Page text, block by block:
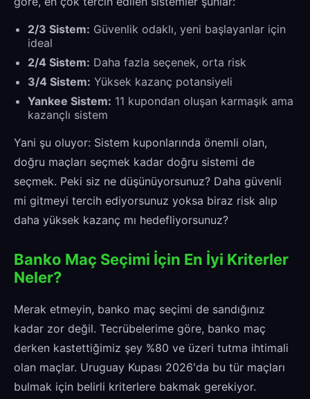
2/3 Sistem: Güvenlik odaklı, yeni başlayanlar için
ideal
2/4 Sistem: Daha fazla seçenek, orta risk
3/4 Sistem: Yüksek kazanç potansiyeli
Yankee Sistem: 11 kupondan oluşan karmaşık ama
kazançlı sistem
Yani şu oluyor: Sistem kuponlarında önemli olan,
doğru maçları seçmek kadar doğru sistemi de
seçmek. Peki siz ne düşünüyorsunuz? Daha güvenli
mi gitmeyi tercih ediyorsunuz yoksa biraz risk alıp
daha yüksek kazanç mı hedefliyorsunuz?
Banko Maç Seçimi İçin En İyi Kriterler
Neler?
Merak etmeyin, banko maç seçimi de sandığınız
kadar zor değil. Tecrübelerime göre, banko maç
derken kastettiğimiz şey %80 ve üzeri tutma ihtimali
olan maçlar. Uruguay Kupası 2026'da bu tür maçları
bulmak için belirli kriterlere bakmak gerekiyor.